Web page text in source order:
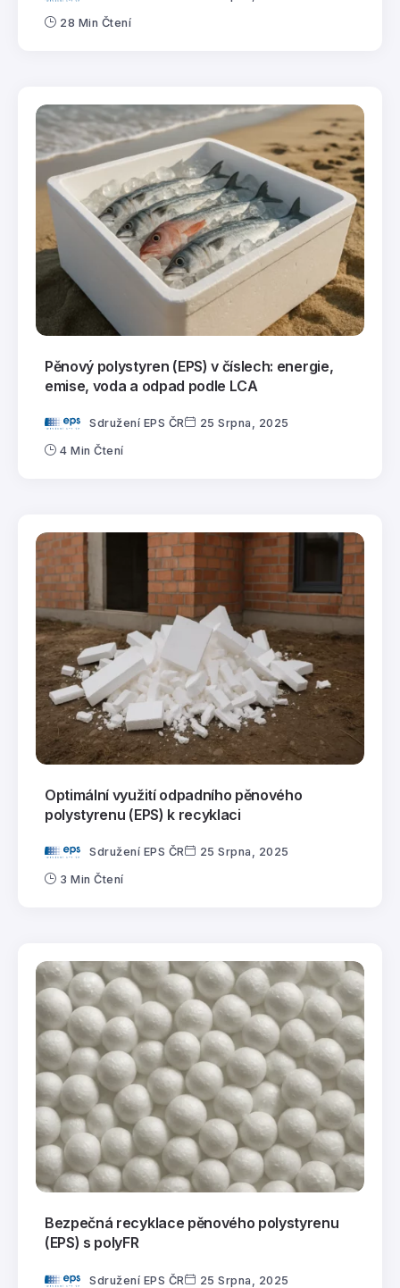
28 Min Čtení
Pěnový polystyren (EPS) v číslech: energie,
emise, voda a odpad podle LCA
Sdružení EPS ČR 25 Srpna, 2025
4 Min Čtení
Optimální využití odpadního pěnového
polystyrenu (EPS) k recyklaci
Sdružení EPS ČR 25 Srpna, 2025
3 Min Čtení
Bezpečná recyklace pěnového polystyrenu
(EPS) s polyFR
Sdružení EPS ČR 25 Srpna, 2025